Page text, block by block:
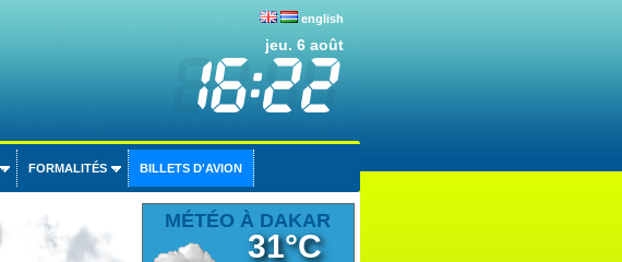
english
jeu. 6 août
FORMALITÉS BILLETS D'AVION
MÉTÉO À DAKAR
31°C